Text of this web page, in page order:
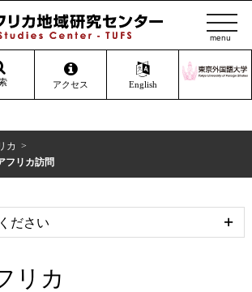
アクセス English
t
o
g
l
v
g
a
カ
フリカ訪問
リカ